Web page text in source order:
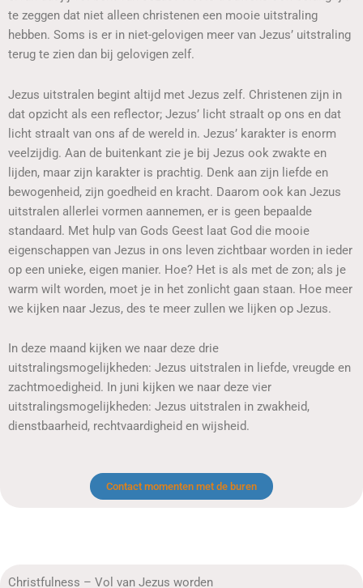
te zeggen dat niet alleen christenen een mooie uitstraling
hebben. Soms is er in niet-gelovigen meer van Jezus’ uitstraling
terug te zien dan bij gelovigen zelf.
Jezus uitstralen begint altijd met Jezus zelf. Christenen zijn in
dat opzicht als een reflector; Jezus’ licht straalt op ons en dat
licht straalt van ons af de wereld in. Jezus’ karakter is enorm
veelzijdig. Aan de buitenkant zie je bij Jezus ook zwakte en
lijden, maar zijn karakter is prachtig. Denk aan zijn liefde en
bewogenheid, zijn goedheid en kracht. Daarom ook kan Jezus
uitstralen allerlei vormen aannemen, er is geen bepaalde
standaard. Met hulp van Gods Geest laat God die mooie
eigenschappen van Jezus in ons leven zichtbaar worden in ieder
op een unieke, eigen manier. Hoe? Het is als met de zon; als je
warm wilt worden, moet je in het zonlicht gaan staan. Hoe meer
we kijken naar Jezus, des te meer zullen we lijken op Jezus.
In deze maand kijken we naar deze drie
uitstralingsmogelijkheden: Jezus uitstralen in liefde, vreugde en
zachtmoedigheid. In juni kijken we naar deze vier
uitstralingsmogelijkheden: Jezus uitstralen in zwakheid,
dienstbaarheid, rechtvaardigheid en wijsheid.
Contact momenten met de buren
Christfulness – Vol van Jezus worden